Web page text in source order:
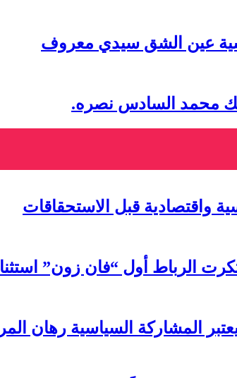
عين الشق سيدي معروف
محمد السادس نصره.
واقتصادية قبل الاستحقاقات
المشاركة السياسية رهان